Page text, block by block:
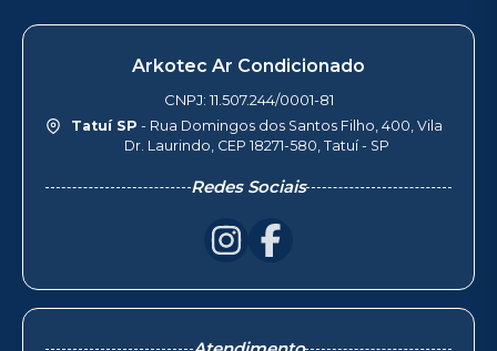
Arkotec Ar Condicionado
CNPJ: 11.507.244/0001-81
Tatuí SP - Rua Domingos dos Santos Filho, 400, Vila
Dr. Laurindo, CEP 18271-580, Tatuí - SP
Redes Sociais